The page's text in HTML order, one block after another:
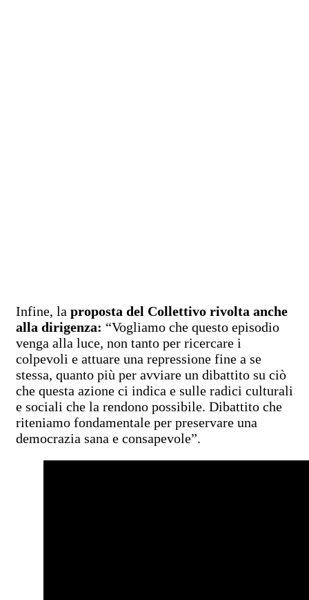
Infine, la proposta del Collettivo rivolta anche
alla dirigenza: “Vogliamo che questo episodio
venga alla luce, non tanto per ricercare i
colpevoli e attuare una repressione fine a se
stessa, quanto più per avviare un dibattito su ciò
che questa azione ci indica e sulle radici culturali
e sociali che la rendono possibile. Dibattito che
riteniamo fondamentale per preservare una
democrazia sana e consapevole”.